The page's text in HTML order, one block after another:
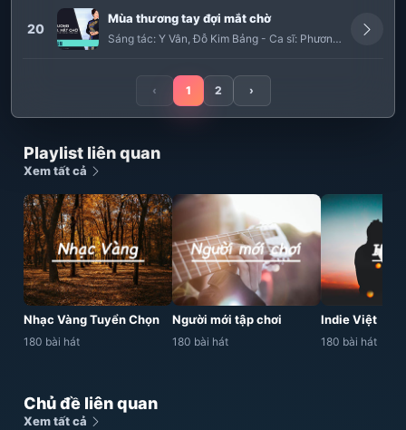
20
Mùa thương tay đợi mắt chờ
Sáng tác: Y Vân,Đỗ Kim Bảng - Ca sĩ: Phương Dung
‹ 1 2 ›
Playlist liên quan
Xem tất cả
Nhạc Vàng Tuyển Chọn
180 bài hát
Người mới tập chơi
180 bài hát
Indie Việt
180 bài hát
Chủ đề liên quan
Xem tất cả